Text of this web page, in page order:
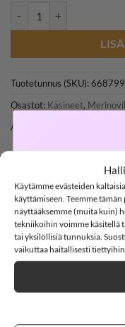
Käytämme evästeiden
käyttämiseen. Teemme
näyttääksemme (muita kuin)
tekniikoihin voimme käsitellä
tai yksilöllisiä tunnuksia.
vaikuttaa haitallisesti
Tuotetunnus (SKU):
Osastot: Käsineet,
Avainsana tuotteelle
KUVAUS
LISÄTIEDOT
name it
15%
03